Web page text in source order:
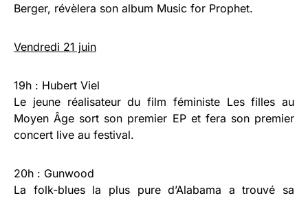
Berger, révèlera son album Music for Prophet.
Vendredi 21 juin
19h : Hubert Viel
Le jeune réalisateur du film féministe Les filles au
Moyen Âge sort son premier EP et fera son premier
concert live au festival.
20h : Gunwood
La folk-blues la plus pure d’Alabama a trouvé sa